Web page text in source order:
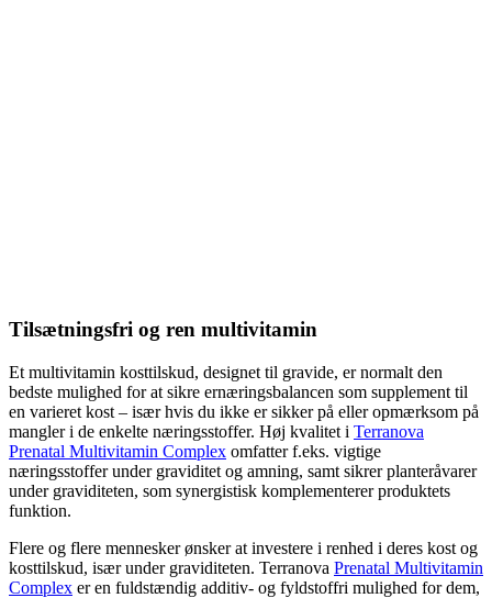
Tilsætningsfri og ren multivitamin
Et multivitamin kosttilskud, designet til gravide, er normalt den
bedste mulighed for at sikre ernæringsbalancen som supplement til
en varieret kost – især hvis du ikke er sikker på eller opmærksom på
mangler i de enkelte næringsstoffer. Høj kvalitet i Terranova
Prenatal Multivitamin Complex omfatter f.eks. vigtige
næringsstoffer under graviditet og amning, samt sikrer planteråvarer
under graviditeten, som synergistisk komplementerer produktets
funktion.
Flere og flere mennesker ønsker at investere i renhed i deres kost og
kosttilskud, især under graviditeten. Terranova Prenatal Multivitamin
Complex er en fuldstændig additiv- og fyldstoffri mulighed for dem,